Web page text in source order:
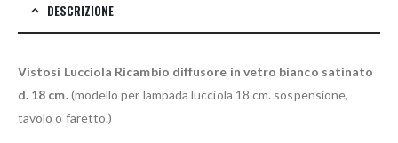
DESCRIZIONE
Vistosi Lucciola Ricambio diffusore in vetro bianco satinato
d. 18 cm.(modello per lampada lucciola 18 cm. sospensione,
tavolo o faretto.)